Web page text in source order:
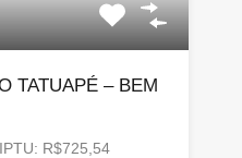
TATUAPÉ – BEM
R$725,54